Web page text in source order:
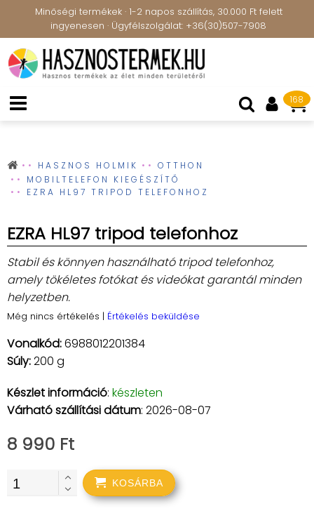
Minőségi termékek · 1-2 napos szállítás, 30.000 Ft felett
ingyenesen · Ügyfélszolgálat: +36(30)507-7908
168
HASZNOS HOLMIK
OTTHON
MOBILTELEFON KIEGÉSZÍTŐ
EZRA HL97 TRIPOD TELEFONHOZ
EZRA HL97 tripod telefonhoz
Stabil és könnyen használható tripod telefonhoz,
amely tökéletes fotókat és videókat garantál minden
helyzetben.
Még nincs értékelés | Értékelés beküldése
Vonalkód:6988012201384
Súly:200 g
Készlet információ: készleten
Várható szállítási dátum: 2026-08-07
8 990 Ft
KOSÁRBA